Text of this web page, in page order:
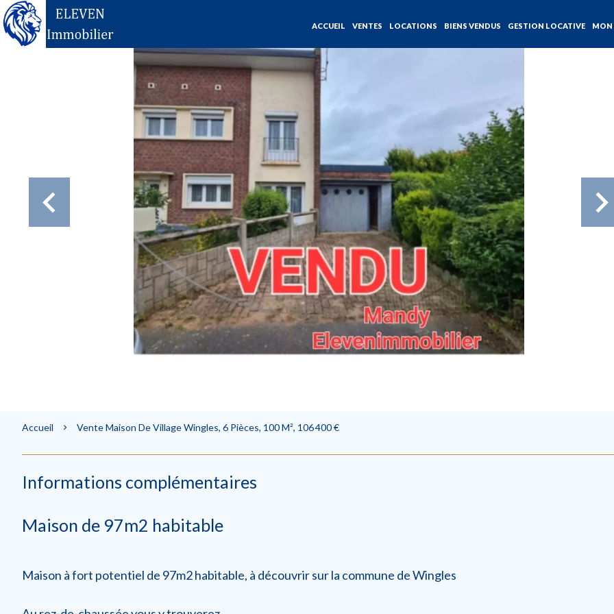
ACCUEIL VENTES LOCATIONS BIENS VENDUS GESTION LOCATIVE MON
Accueil Vente Maison De Village Wingles, 6 Pièces, 100 M², 106 400 €
Informations complémentaires
Maison de 97m2 habitable
Maison à fort potentiel de 97m2 habitable, à découvrir sur la commune de Wingles